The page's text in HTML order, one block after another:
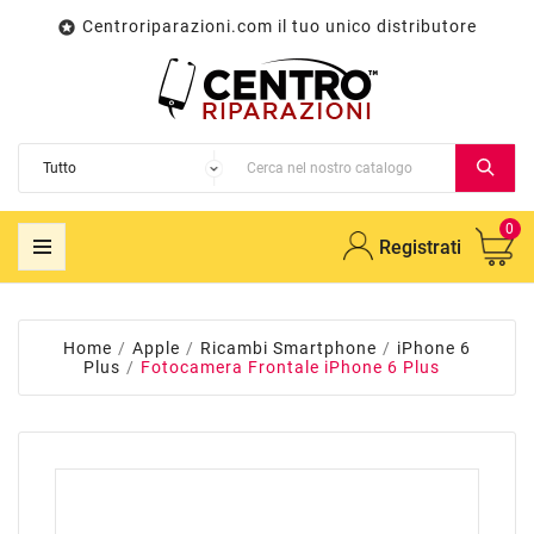
 Centroriparazioni.com il tuo unico distributore
Registrati
0
Home Apple Ricambi Smartphone
iPhone 6
Plus
Fotocamera Frontale iPhone 6 Plus